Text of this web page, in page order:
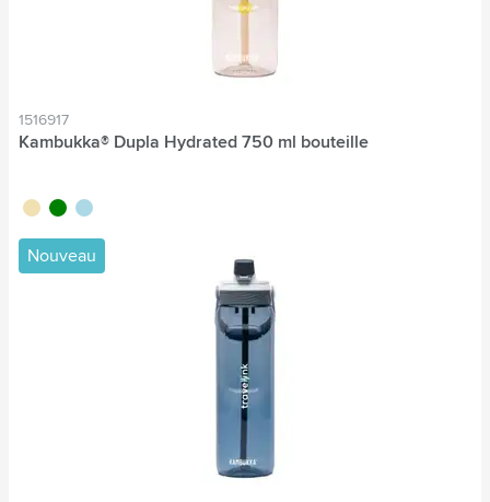
1516917
Kambukka® Dupla Hydrated 750 ml bouteille
sablevert bleu clair
Nouveau